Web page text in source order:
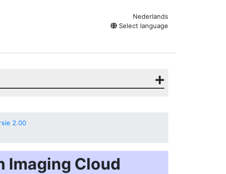
Nederlands
Select language
2.00
Imaging Cloud